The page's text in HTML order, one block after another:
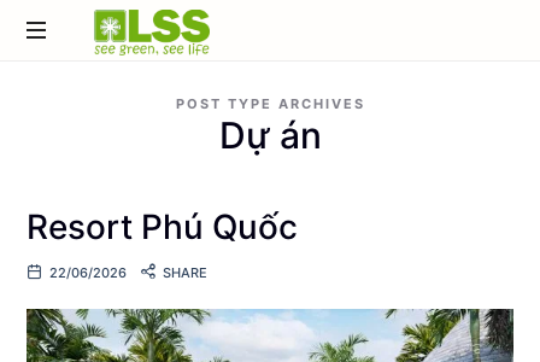
công
cảnh
hàng
đầu
POST TYPE ARCHIVES
Dự án
Resort Phú Quốc
22/06/2026 SHARE